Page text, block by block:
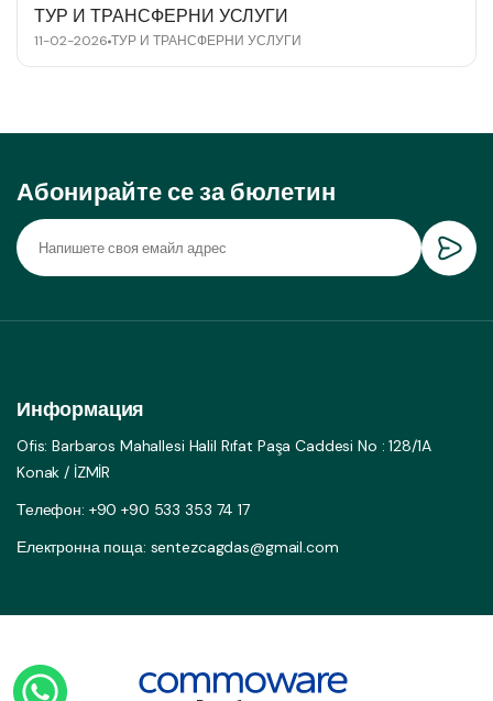
ТУР И ТРАНСФЕРНИ УСЛУГИ
11-02-2026 ТУР И ТРАНСФЕРНИ УСЛУГИ
Абонирайте се за бюлетин
Информация
Ofis: Barbaros Mahallesi Halil Rıfat Paşa Caddesi No : 128/1A
Konak / İZMİR
Телефон: +90 +90 533 353 74 17
Електронна поща: sentezcagdas@gmail.com